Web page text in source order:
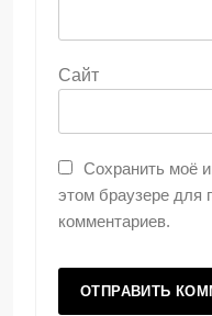
Сайт
Сохранить моё
этом браузере
комментариев.